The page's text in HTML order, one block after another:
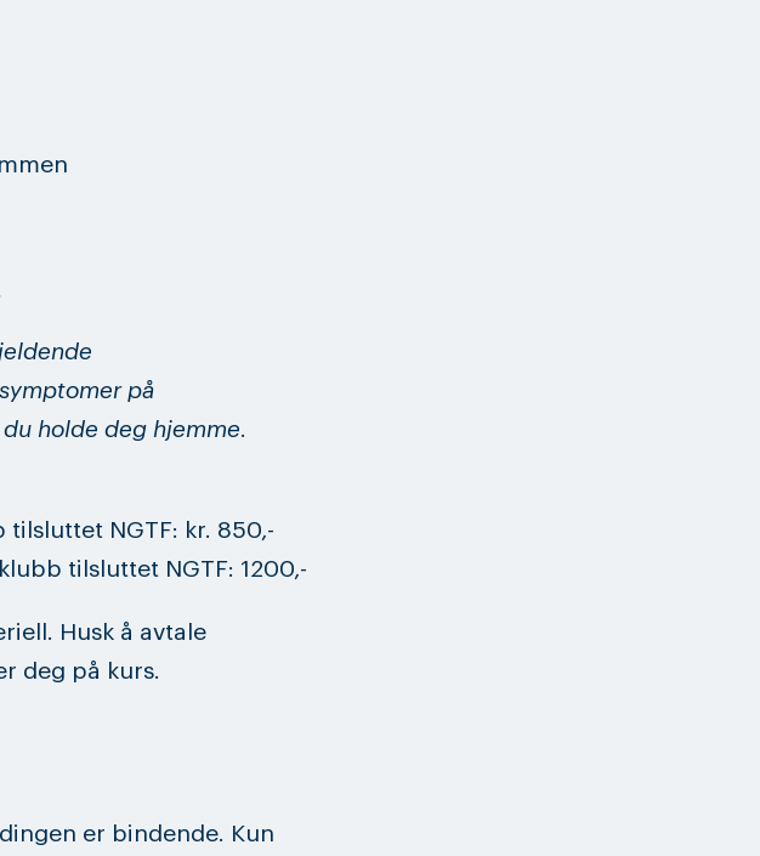
på
holde deg hjemme.
tilsluttet NGTF: kr. 850,-
tilsluttet NGTF: 1200,-
Husk å avtale
deg på kurs.
er bindende. Kun